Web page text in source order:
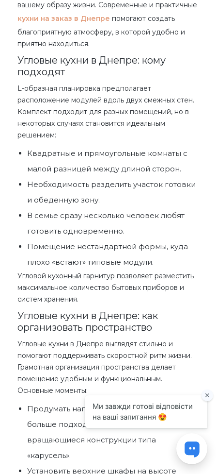
вашему образу жизни. Современные и практичные
кухни на заказ в Днепре помогают создать
благоприятную атмосферу, в которой удобно и
приятно находиться.
Угловые кухни в Днепре: кому
подходят
L-образная планировка предполагает
расположение модулей вдоль двух смежных стен.
Комплект подходит для разных помещений, но в
некоторых случаях становится идеальным
решением:
Квадратные и прямоугольные комнаты с
малой разницей между длиной сторон.
Необходимость разделить участок готовки
и обеденную зону.
В семье сразу несколько человек любят
готовить одновременно.
Помещение нестандартной формы, куда
плохо «встают» типовые модули.
Угловой кухонный гарнитур позволяет разместить
максимальное количество бытовых приборов и
систем хранения.
Угловые кухни в Днепре: как
организовать пространство
Угловые кухни в Днепре выглядят стильно и
помогают поддерживать скоростной ритм жизни.
Грамотная организация пространства делает
помещение удобным и функциональным.
Основные моменты:
Продумать наполнение углового модуля –
больше подходят выдвижные системы и
вращающиеся конструкции типа
«карусель».
Установить верхние шкафы на высоте